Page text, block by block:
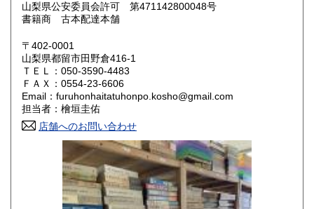
鳥取県 800円 島根県
岡山県
山口県 800円
香川県 800円 愛媛県
高知県 800円
800円 長崎県
800円 大分県
山梨県公安委員会許可 第471142800048号
書籍商 古本配達本舗
〒402-0001
山梨県都留市田野倉416-1
ＴＥＬ：050-3590-4483
ＦＡＸ：0554-23-6606
Email：furuhonhaitatuhonpo.kosho@gmail.com
担当者：檜垣圭佑
店舗へのお問い合わせ